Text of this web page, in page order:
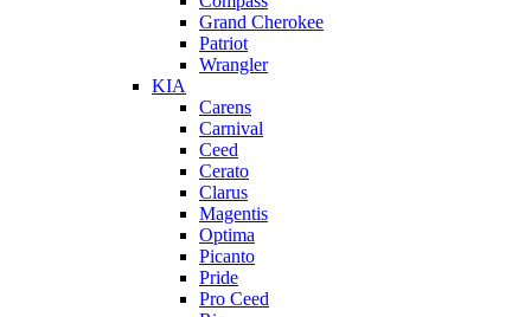
Grand Cherokee
Patriot
Wrangler
KIA
Carens
Carnival
Ceed
Cerato
Clarus
Magentis
Optima
Picanto
Pride
Pro Ceed